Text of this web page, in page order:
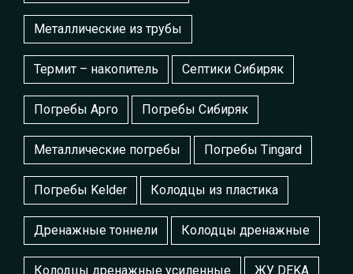
Металлические из трубы
Термит – накопитель Септики Сибиряк
Погребы Арго Погребы Сибиряк
Металлические погребы Погребы Tingard
Погребы Kelder Колодцы из пластика
Дренажные тоннели Колодцы дренажные
Колодцы дренажные усиленные ЖУ DEKA